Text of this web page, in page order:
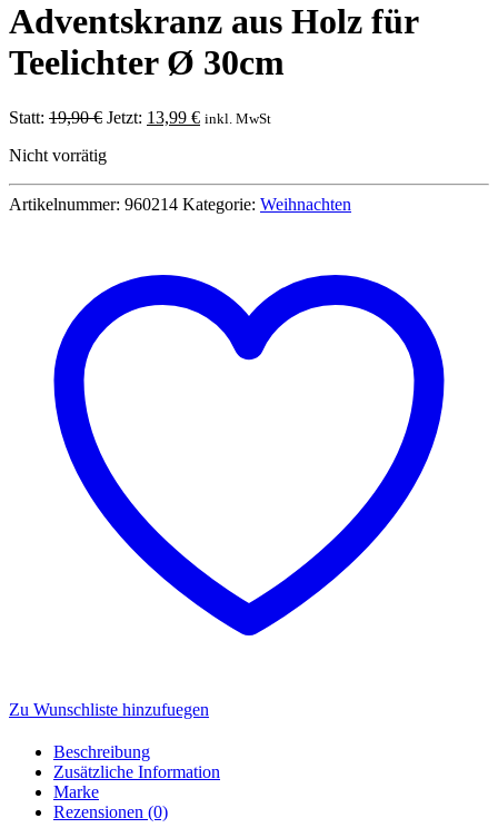
Adventskranz aus Holz für
Teelichter Ø 30cm
Statt: 19,90€ Ursprünglicher
war:
Jetzt: 13,99 €Aktueller
inkl. MwSt
Nicht vorrätig
Artikelnummer: 960214 Kategorie: Weihnachten
Zu Wunschliste hinzufuegen
Beschreibung
Zusätzliche Information
Marke
Rezensionen (0)